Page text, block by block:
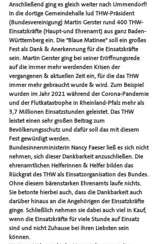
Anschließend ging es gleich weiter nach Ummendorf!
In die dortige Gemeindehalle lud THW-Präsident
(Bundesvereinigung) Martin Gerster rund 400 THW-
Einsatzkräfte (Haupt-und Ehrenamt) aus ganz Baden-
Württemberg ein. Die "Blaue Matinee" soll ein großes
Fest als Dank & Anerkennung für die Einsatzkräfte
sein. Martin Gerster ging bei seiner Eröffnungsrede
auf die immer mehr werdenden Krisen der
vergangenen & aktuellen Zeit ein, für die das THW
immer mehr gebraucht wurde & wird. Zum Beispiel
wurden im Jahr 2021 während der Corona-Pandemie
und der Flutkatastrophe in Rheinland-Pfalz mehr als
3,7 Millionen Einsatzstunden geleistet. Das THW
leistet einen sehr großen Beitrag zum
Bevölkerungsschutz und dafür soll das mit diesem
Fest gewürdigt werden.
Bundesinnenministerin Nancy Faeser ließ es sich nicht
nehmen, sich dieser Dankbarkeit anzuschließen. Die
ehrenamtlichen Helferinnen & Helfer bilden das
Rückgrat des THW als Einsatzorganisation des Bundes.
Ohne diesem bärenstarken Ehrenamts laufe nichts.
Sie betonte hierbei auch, dass die Dankbarkeit auch
darüber hinaus an die Angehörigen der Einsatzkräfte
ginge. Schließlich nehmen sie dabei auch viel in Kauf,
wenn die Einsatzkräfte für viele Stunde auf Einsatz
sind und nicht Zuhause bei ihren Liebsten sein
können.